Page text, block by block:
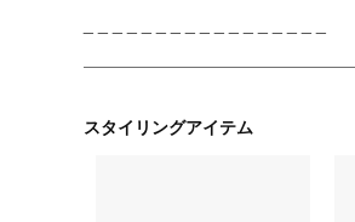
スタイリングアイテム